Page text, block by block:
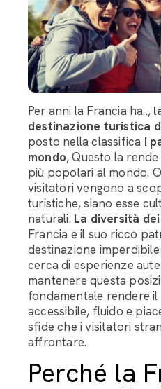
Per anni la Francia ha..,
destinazione turistica
posto nella classifica i
mondo, Questo la
più popolari al mondo.
visitatori vengono a
turistiche, siano esse
naturali. La diversità
Francia e il suo ricco
destinazione
cerca di esperienze
mantenere questa
fondamentale rendere
accessibile, fluido e
sfide che i visitatori
affrontare.
Perché la